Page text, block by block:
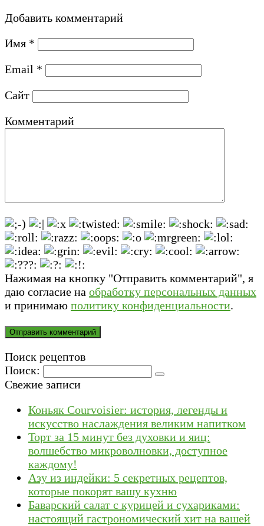
Добавить комментарий
Имя *
Email *
Сайт
Комментарий
Нажимая на кнопку "Отправить комментарий", я
даю согласие на обработку персональных данных
и принимаю политику конфиденциальности.
Поиск рецептов
Поиск:
Свежие записи
Коньяк Courvoisier: история, легенды и
искусство наслаждения великим напитком
Торт за 15 минут без духовки и яиц:
волшебство микроволновки, доступное
каждому!
Азу из индейки: 5 секретных рецептов,
которые покорят вашу кухню
Баварский салат с курицей и сухариками:
настоящий гастрономический хит на вашей